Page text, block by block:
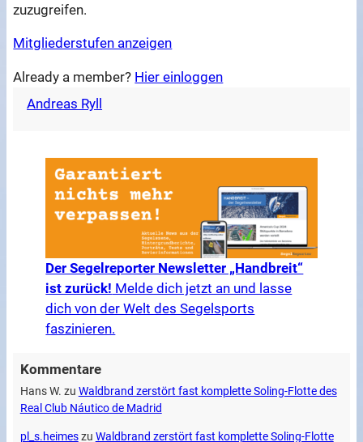
zuzugreifen.
Mitgliederstufen anzeigen
Already a member? Hier einloggen
Andreas Ryll
Der Segelreporter Newsletter „Handbreit“
ist zurück! Melde dich jetzt an und lasse
dich von der Welt des Segelsports
faszinieren.
Kommentare
Hans W. zu Waldbrand zerstört fast komplette Soling-Flotte des
Real Club Náutico de Madrid
pl_s.heimeszu Waldbrand zerstört fast komplette Soling-Flotte